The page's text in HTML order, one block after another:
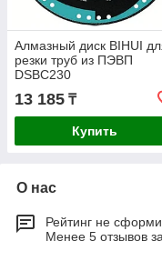
Алмазный диск BIHUI
резки труб из ПЭВП
DSBC230
13 185 ₸
Купить
О нас
Рейтинг не
Менее 5 отзывов